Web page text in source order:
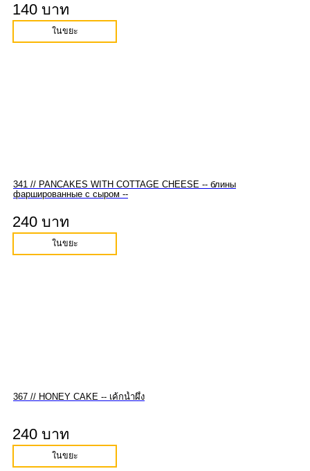
140 บาท
ในขยะ
341 // PANCAKES WITH COTTAGE CHEESE -- блины
фаршированные с сыром --
240 บาท
ในขยะ
367 // HONEY CAKE -- เค้กน้ำผึ้ง
240 บาท
ในขยะ